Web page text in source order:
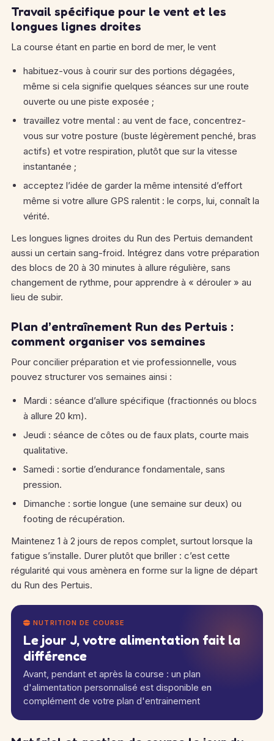
Travail spécifique pour le vent et les
longues lignes droites
La course étant en partie en bord de mer, le vent
habituez-vous à courir sur des portions dégagées,
même si cela signifie quelques séances sur une route
ouverte ou une piste exposée ;
travaillez votre mental : au vent de face, concentrez-
vous sur votre posture (buste légèrement penché, bras
actifs) et votre respiration, plutôt que sur la vitesse
instantanée ;
acceptez l’idée de garder la même intensité d’effort
même si votre allure GPS ralentit : le corps, lui, connaît la
vérité.
Les longues lignes droites du Run des Pertuis demandent
aussi un certain sang-froid. Intégrez dans votre préparation
des blocs de 20 à 30 minutes à allure régulière, sans
changement de rythme, pour apprendre à « dérouler » au
lieu de subir.
Plan d’entraînement Run des Pertuis :
comment organiser vos semaines
Pour concilier préparation et vie professionnelle, vous
pouvez structurer vos semaines ainsi :
Mardi : séance d’allure spécifique (fractionnés ou blocs
à allure 20 km).
Jeudi : séance de côtes ou de faux plats, courte mais
qualitative.
Samedi : sortie d’endurance fondamentale, sans
pression.
Dimanche : sortie longue (une semaine sur deux) ou
footing de récupération.
Maintenez 1 à 2 jours de repos complet, surtout lorsque la
fatigue s’installe. Durer plutôt que briller : c’est cette
régularité qui vous amènera en forme sur la ligne de départ
du Run des Pertuis.
NUTRITION DE COURSE
Le jour J, votre alimentation fait la
différence
Avant, pendant et après la course : un plan
d'alimentation personnalisé est disponible en
complément de votre plan d'entrainement